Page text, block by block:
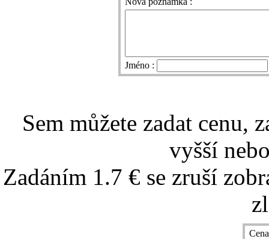
Jméno :
Sem můžete zadat cenu,
vyšší
Zadáním 1.7 € se zruší